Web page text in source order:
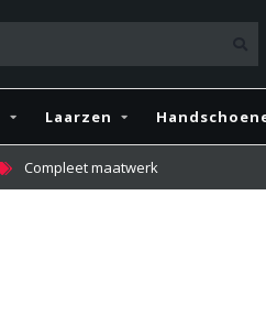
Laarzen
Compleet maatwerk